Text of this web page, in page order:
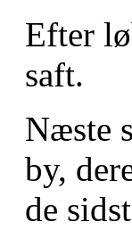
Efter
saft.
Næste
by,
de